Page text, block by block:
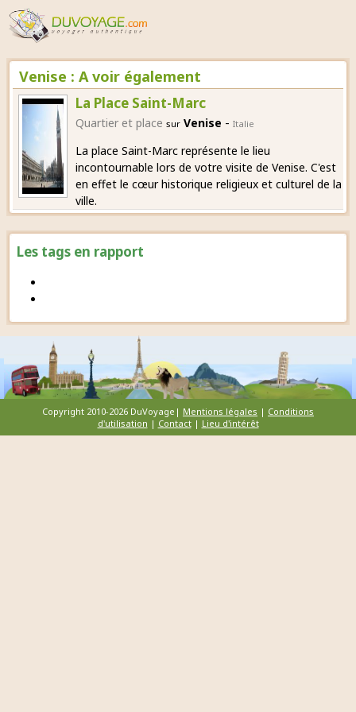
Les tags en rapport
Venise : A voir également
La Place Saint-Marc
Quartier et place sur Venise - Italie
La place Saint-Marc représente le lieu
incontournable lors de votre visite de Venise. C'est
en effet le cœur historique religieux et culturel de la
ville.
Copyright 2010-2026 DuVoyage| Mentions légales | Conditions
d'utilisation | Contact| Lieu d'intérêt